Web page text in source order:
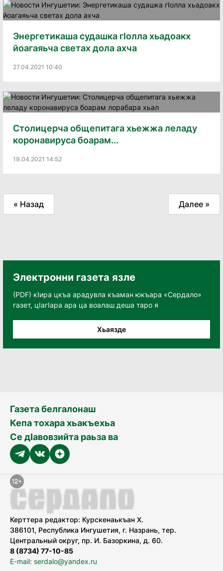
Энергетикаша судашка гIолла хьадоакх
йоагаяьча светах дола ахча
27.04.2021 10:40
Столицерча общепитага хьежжа леладу
коронавируса боарам...
19.04.2021 14:52
« Назад Далее »
Электронни газета язле
(PDF) кӀира цкъа арадувла къаман юкъара «Сердало»
газет, цӀагӀара ара ца воалаш деша таро я
Хьаязде
Газета белгалонаш
Кепа тохара хьакъехьа
Се дӀавовзийта раьза ва
Керттера редактор: Курскенаькъан Х.
386101, Республика Ингушетия, г. Назрань, тер.
Центральный округ, пр. И. Базоркина, д. 60.
8 (8734) 77-10-85
E-mail: serdalo@yandex.ru